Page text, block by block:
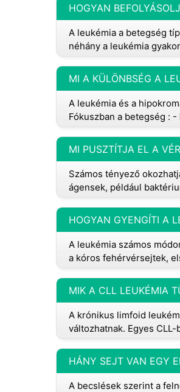
HOGYAN
A leukémia a betegség
néhány a leukémia
MI A KÜLÖNBSÉG A
A leukémia és a
Fókuszban a betegség :
MI PUSZTÍTJA EL A
Számos tényező
ágensek, például
HOGYAN GYENGÍTI A
A leukémia számos
a kóros fehérvérsejtek,
MIK A CLL LEUKÉMIA
A krónikus limfoid
változhatnak. Egyes
HÁNY SEJT VAN EGY
A becslések szerint a